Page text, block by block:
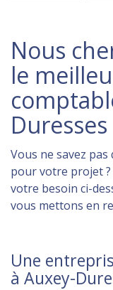
Nous
le
Duresses
Vous ne savez
pour votre projet ?
votre besoin ci-
vous mettons en
Une
à Auxey-